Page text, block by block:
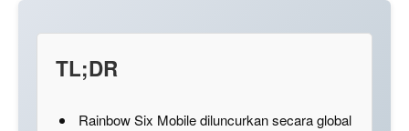
TL;DR
Rainbow Six Mobile diluncurkan secara global